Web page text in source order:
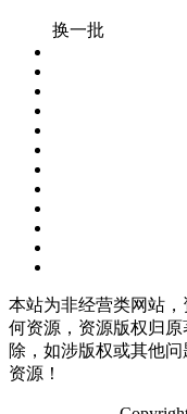
换一批
本站为非经营类网站
何资源，资源版权归
除，如涉版权或其他问
资源！